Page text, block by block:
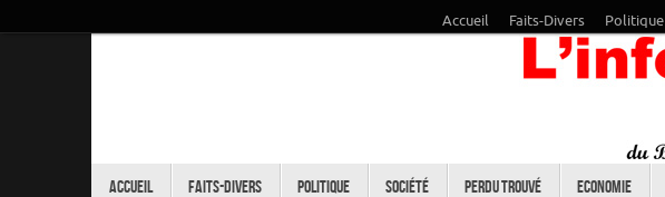
Accueil Faits-Divers Politique
Accueil Faits-Divers Politique Société Perdu trouvé Economie